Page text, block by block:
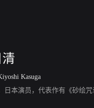
Kasuga
日本演员，代表作有《砂绘咒